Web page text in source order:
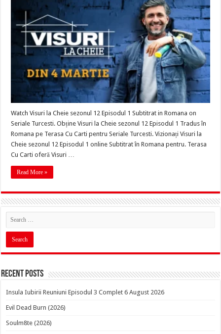
Watch Visuri la Cheie sezonul 12 Episodul 1 Subtitrat in Romana on
Seriale Turcesti. Obține Visuri la Cheie sezonul 12 Episodul 1 Tradus în
Romana pe Terasa Cu Carti pentru Seriale Turcesti. Vizionați Visuri la
Cheie sezonul 12 Episodul 1 online Subtitrat în Romana pentru. Terasa
Cu Carti oferă Visuri …
Read More »
Recent Posts
Insula Iubirii Reuniuni Episodul 3 Complet 6 August 2026
Evil Dead Burn (2026)
Soulm8te (2026)